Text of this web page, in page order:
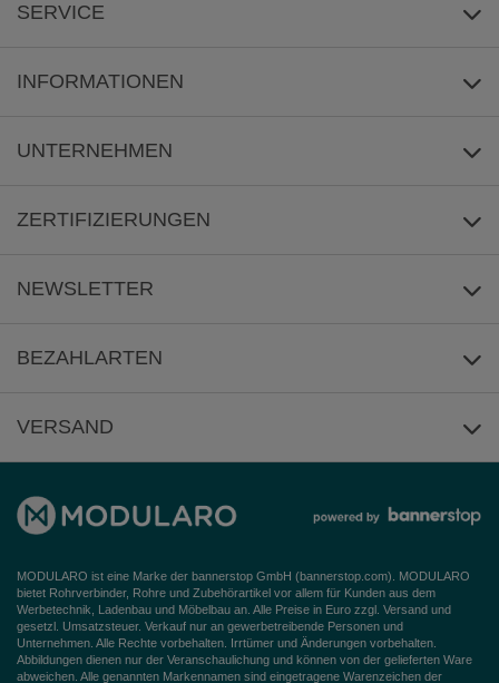
SERVICE
INFORMATIONEN
Häufige Fragen
UNTERNEHMEN
AGB
Barrierefreiheitserklärung
ZERTIFIZIERUNGEN
NEWSLETTER
Anmeldung/Abmeldung
BEZAHLARTEN
VERSAND
MODULARO ist eine Marke der bannerstop GmbH (bannerstop.com). MODULARO
bietet Rohrverbinder, Rohre und Zubehörartikel vor allem für Kunden aus dem
Werbetechnik, Ladenbau und Möbelbau an. Alle Preise in Euro zzgl. Versand und
gesetzl. Umsatzsteuer. Verkauf nur an gewerbetreibende Personen und
Unternehmen. Alle Rechte vorbehalten. Irrtümer und Änderungen vorbehalten.
Abbildungen dienen nur der Veranschaulichung und können von der gelieferten Ware
abweichen. Alle genannten Markennamen sind eingetragene Warenzeichen der